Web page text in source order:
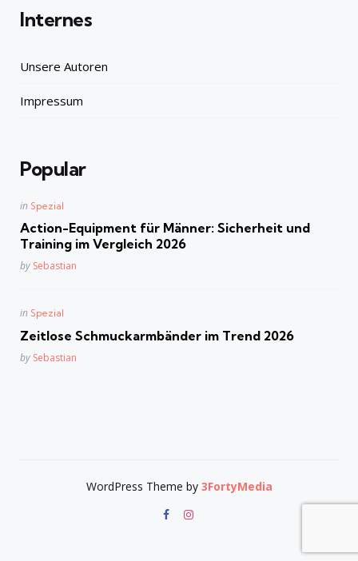
Internes
Unsere Autoren
Impressum
Popular
Posted
in Spezial
Action-Equipment für Männer: Sicherheit und
Training im Vergleich 2026
Posted
by Sebastian
Posted
in Spezial
Zeitlose Schmuckarmbänder im Trend 2026
Posted
by Sebastian
WordPress Theme by 3FortyMedia